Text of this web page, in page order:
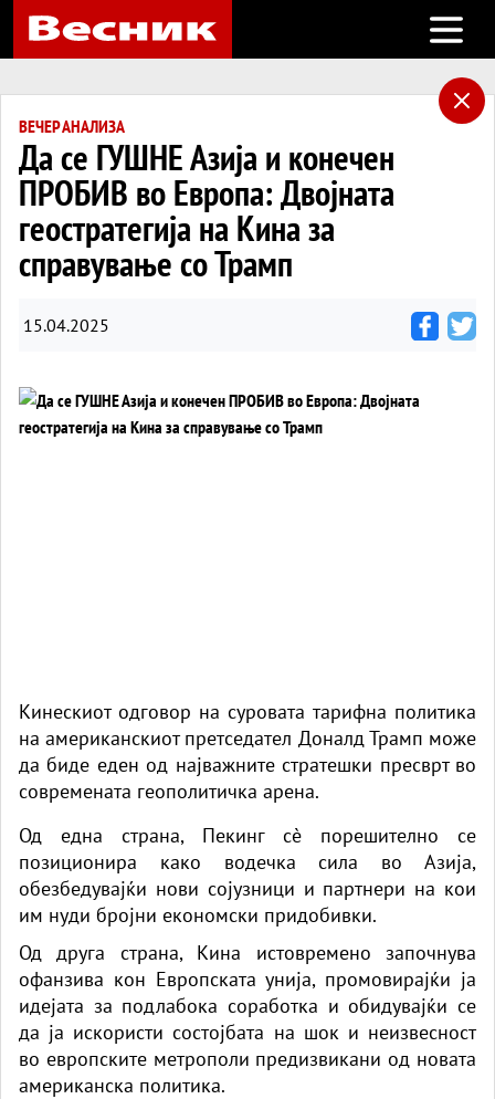
Open
ВЕЧЕР АНАЛИЗА
Да се ГУШНЕ Азија и конечен
ПРОБИВ во Европа: Двојната
геостратегија на Кина за
справување со Трамп
15.04.2025
Кинескиот одговор на суровата тарифна политика
на американскиот претседател Доналд Трамп може
да биде еден од најважните стратешки пресврт во
современата геополитичка арена.
Од една страна, Пекинг сè порешително се
позиционира како водечка сила во Азија,
обезбедувајќи нови сојузници и партнери на кои
им нуди бројни економски придобивки.
Од друга страна, Кина истовремено започнува
офанзива кон Европската унија, промовирајќи ја
идејата за подлабока соработка и обидувајќи се
да ја искористи состојбата на шок и неизвесност
во европските метрополи предизвикани од новата
американска политика.